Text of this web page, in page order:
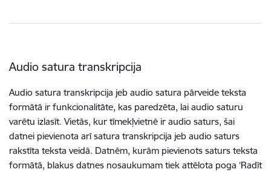
Audio satura transkripcija
Audio satura transkripcija jeb audio satura pārveide teksta
formātā ir funkcionalitāte, kas paredzēta, lai audio saturu
varētu izlasīt. Vietās, kur tīmekļvietnē ir audio saturs, šai
datnei pievienota arī satura transkripcija jeb audio saturs
rakstīta teksta veidā. Datnēm, kurām pievienots saturs teksta
formātā, blakus datnes nosaukumam tiek attēlota poga ‘Radīt